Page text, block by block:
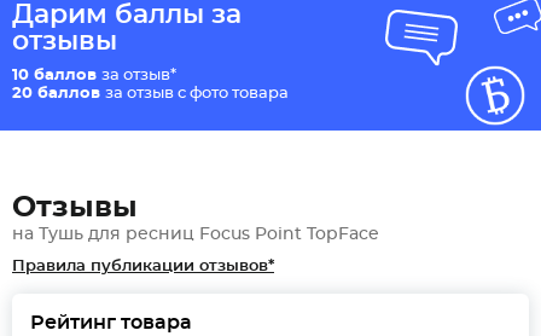
Дарим баллы за
отзывы
10 баллов за отзыв*
20 баллов за отзыв с фото товара
Отзывы
на Тушь для ресниц Focus Point TopFace
Правила публикации отзывов*
Рейтинг товара